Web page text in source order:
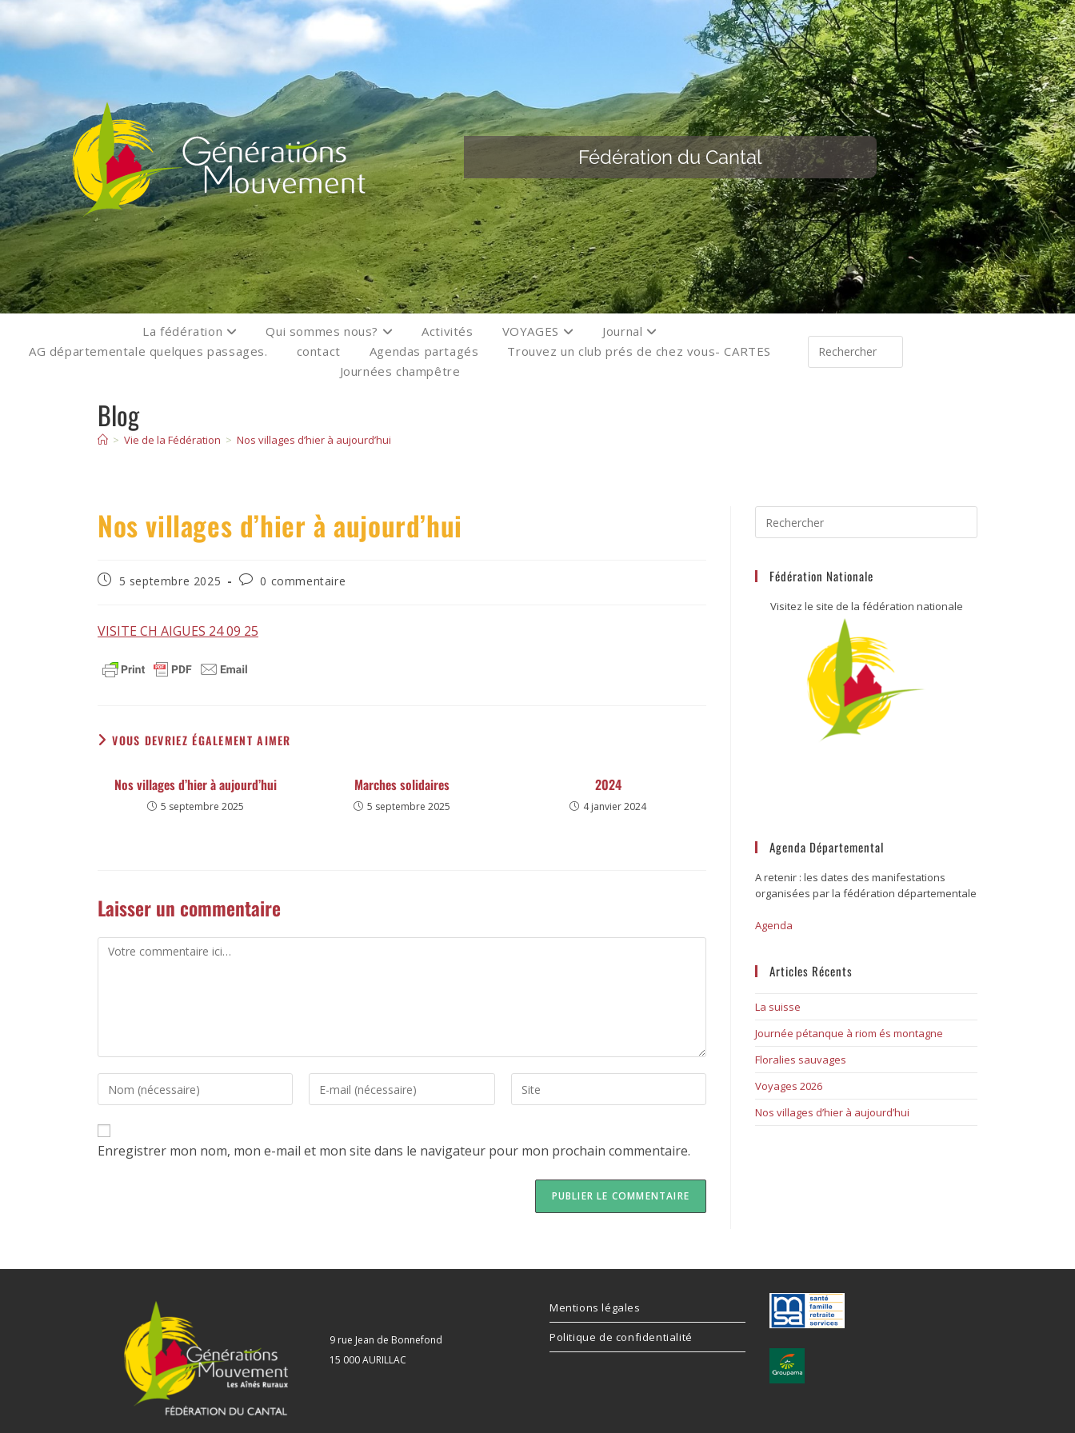
Fédération du Cantal
La fédération Qui sommes nous? Activités VOYAGES
Journal
AG départementale quelques passages.
contact Agendas partagés
Trouvez un club prés de chez vous- CARTES
Journées champêtre
Blog
> Vie de la Fédération > Nos villages d’hier à aujourd’hui
Nos villages d’hier à aujourd’hui
5 septembre 2025 0 commentaire
VISITE CH AIGUES 24 09 25
VOUS DEVRIEZ ÉGALEMENT AIMER
Nos villages d’hier à aujourd’hui
5 septembre 2025
Marches solidaires
5 septembre 2025
2024
4 janvier 2024
Laisser un commentaire
Enregistrer mon nom, mon e-mail et mon site dans le navigateur pour mon prochain commentaire.
Fédération Nationale
Visitez le site de la fédération nationale
Agenda Départemental
A retenir : les dates des manifestations
organisées par la fédération départementale
Agenda
Articles Récents
La suisse
Journée pétanque à riom és montagne
Floralies sauvages
Voyages 2026
Nos villages d’hier à aujourd’hui
9 rue Jean de Bonnefond
15 000 AURILLAC
Mentions légales
Politique de confidentialité